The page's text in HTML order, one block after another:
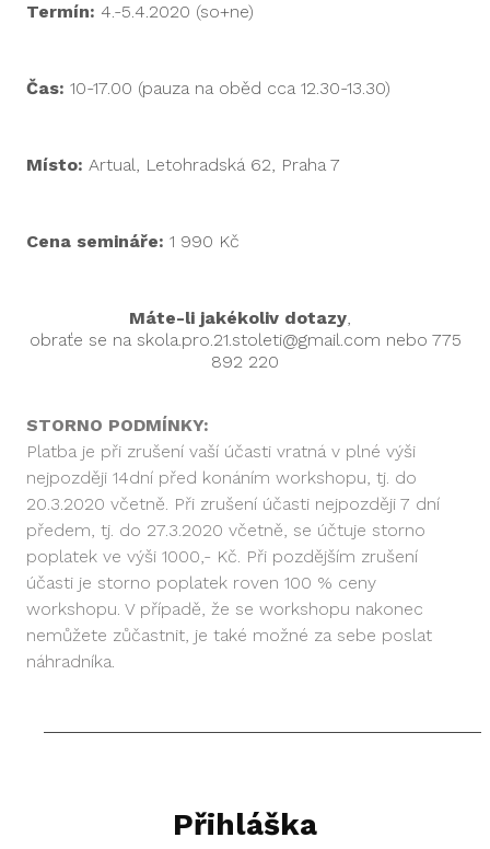
Termín: 4.-5.4.2020 (so+ne)
Čas: 10-17.00 (pauza na oběd cca 12.30-13.30)
Místo: Artual, Letohradská 62, Praha 7
Cena semináře: 1 990 Kč
Máte-li jakékoliv dotazy,
obraťe se na skola.pro.21.stoleti@gmail.com nebo 775
892 220
STORNO PODMÍNKY:
Platba je při zrušení vaší účasti vratná v plné výši
nejpozději 14dní před konáním workshopu, tj. do
20.3.2020 včetně. Při zrušení účasti nejpozději 7 dní
předem, tj. do 27.3.2020 včetně, se účtuje storno
poplatek ve výši 1000,- Kč. Při pozdějším zrušení
účasti je storno poplatek roven 100 % ceny
workshopu. V případě, že se workshopu nakonec
nemůžete zůčastnit, je také možné za sebe poslat
náhradníka.
Přihláška